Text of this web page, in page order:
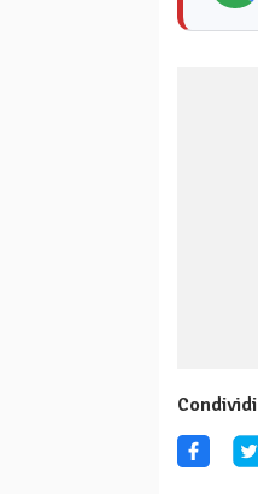
Condividi